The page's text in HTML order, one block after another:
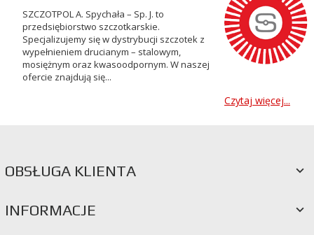
SZCZOTPOL A. Spychała – Sp. J. to
przedsiębiorstwo szczotkarskie.
Specjalizujemy się w dystrybucji szczotek z
wypełnieniem drucianym – stalowym,
mosiężnym oraz kwasoodpornym. W naszej
ofercie znajdują się...
Czytaj więcej...
OBSŁUGA KLIENTA
INFORMACJE